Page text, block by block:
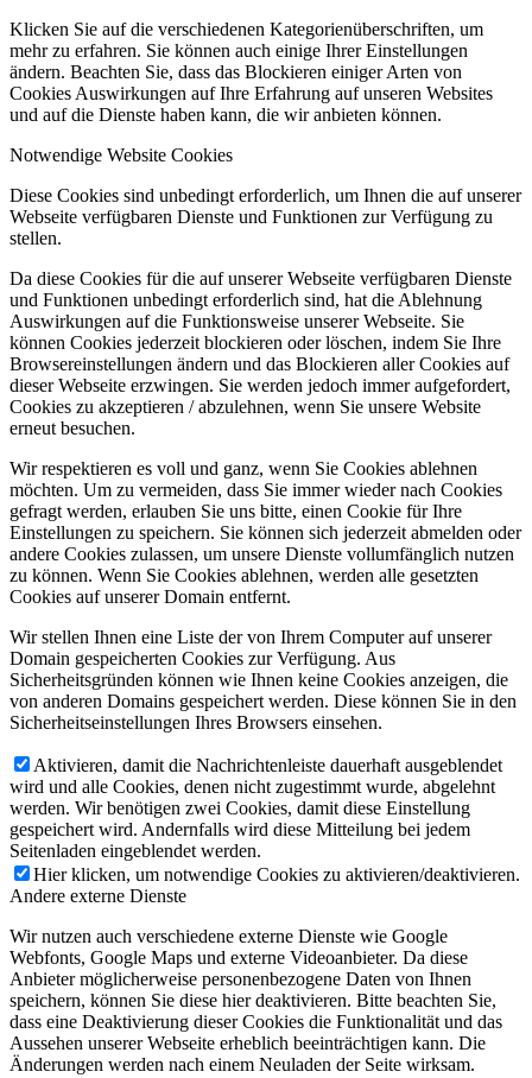
Klicken Sie auf die verschiedenen Kategorienüberschriften, um
mehr zu erfahren. Sie können auch einige Ihrer Einstellungen
ändern. Beachten Sie, dass das Blockieren einiger Arten von
Cookies Auswirkungen auf Ihre Erfahrung auf unseren Websites
und auf die Dienste haben kann, die wir anbieten können.
Notwendige Website Cookies
Diese Cookies sind unbedingt erforderlich, um Ihnen die auf unserer
Webseite verfügbaren Dienste und Funktionen zur Verfügung zu
stellen.
Da diese Cookies für die auf unserer Webseite verfügbaren Dienste
und Funktionen unbedingt erforderlich sind, hat die Ablehnung
Auswirkungen auf die Funktionsweise unserer Webseite. Sie
können Cookies jederzeit blockieren oder löschen, indem Sie Ihre
Browsereinstellungen ändern und das Blockieren aller Cookies auf
dieser Webseite erzwingen. Sie werden jedoch immer aufgefordert,
Cookies zu akzeptieren / abzulehnen, wenn Sie unsere Website
erneut besuchen.
Wir respektieren es voll und ganz, wenn Sie Cookies ablehnen
möchten. Um zu vermeiden, dass Sie immer wieder nach Cookies
gefragt werden, erlauben Sie uns bitte, einen Cookie für Ihre
Einstellungen zu speichern. Sie können sich jederzeit abmelden oder
andere Cookies zulassen, um unsere Dienste vollumfänglich nutzen
zu können. Wenn Sie Cookies ablehnen, werden alle gesetzten
Cookies auf unserer Domain entfernt.
Wir stellen Ihnen eine Liste der von Ihrem Computer auf unserer
Domain gespeicherten Cookies zur Verfügung. Aus
Sicherheitsgründen können wie Ihnen keine Cookies anzeigen, die
von anderen Domains gespeichert werden. Diese können Sie in den
Sicherheitseinstellungen Ihres Browsers einsehen.
Aktivieren, damit die Nachrichtenleiste dauerhaft ausgeblendet
wird und alle Cookies, denen nicht zugestimmt wurde, abgelehnt
werden. Wir benötigen zwei Cookies, damit diese Einstellung
gespeichert wird. Andernfalls wird diese Mitteilung bei jedem
Seitenladen eingeblendet werden.
Hier klicken, um notwendige Cookies zu aktivieren/deaktivieren.
Andere externe Dienste
Wir nutzen auch verschiedene externe Dienste wie Google
Webfonts, Google Maps und externe Videoanbieter. Da diese
Anbieter möglicherweise personenbezogene Daten von Ihnen
speichern, können Sie diese hier deaktivieren. Bitte beachten Sie,
dass eine Deaktivierung dieser Cookies die Funktionalität und das
Aussehen unserer Webseite erheblich beeinträchtigen kann. Die
Änderungen werden nach einem Neuladen der Seite wirksam.